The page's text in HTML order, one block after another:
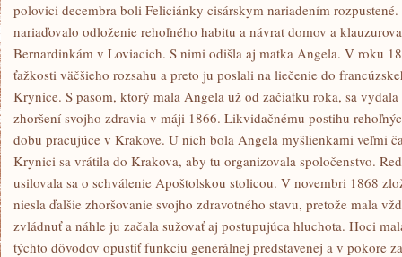
polovici decembra boli Feliciánky cisárskym nariadením
nariaďovalo odloženie rehoľného habitu a návrat domov a
Bernardinkám v Loviacich. S nimi odišla aj matka Angela. V roku
ťažkosti väčšieho rozsahu a preto ju poslali na liečenie do
Krynice. S pasom, ktorý mala Angela už od začiatku roka, sa
zhoršení svojho zdravia v máji 1866. Likvidačnému postihu
dobu pracujúce v Krakove. U nich bola Angela myšlienkami veľmi
Krynici sa vrátila do Krakova, aby tu organizovala spoločenstvo.
usilovala sa o schválenie Apoštolskou stolicou. V novembri 1868
niesla ďalšie zhoršovanie svojho zdravotného stavu, pretože mala
zvládnuť a náhle ju začala sužovať aj postupujúca hluchota. Hoci
týchto dôvodov opustiť funkciu generálnej predstavenej a v pokore